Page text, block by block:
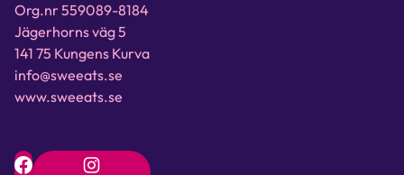
Org.nr 559089-8184
Jägerhorns väg 5
141 75 Kungens Kurva
info@sweeats.se
www.sweeats.se